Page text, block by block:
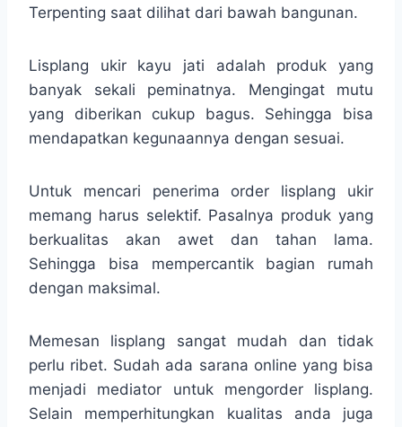
Terpenting saat dilihat dari bawah bangunan.
Lisplang ukir kayu jati adalah produk yang
banyak sekali peminatnya. Mengingat mutu
yang diberikan cukup bagus. Sehingga bisa
mendapatkan kegunaannya dengan sesuai.
Untuk mencari penerima order lisplang ukir
memang harus selektif. Pasalnya produk yang
berkualitas akan awet dan tahan lama.
Sehingga bisa mempercantik bagian rumah
dengan maksimal.
Memesan lisplang sangat mudah dan tidak
perlu ribet. Sudah ada sarana online yang bisa
menjadi mediator untuk mengorder lisplang.
Selain memperhitungkan kualitas anda juga